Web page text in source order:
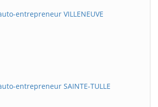
entrepreneur VILLENEUVE
entrepreneur SAINTE-TULLE